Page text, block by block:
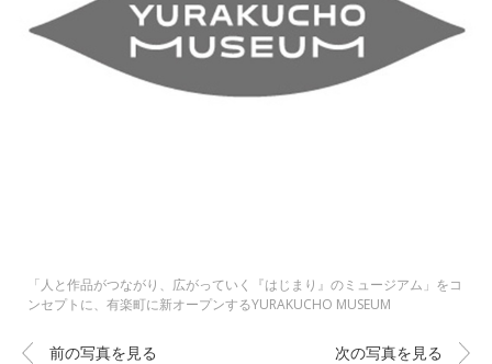
「人と作品がつながり、広がっていく『はじまり』のミュージアム」をコ
ンセプトに、有楽町に新オープンするYURAKUCHO MUSEUM
前の写真を見る 次の写真を見る